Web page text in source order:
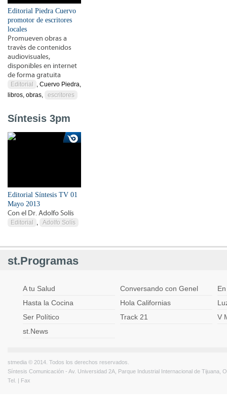
Editorial Piedra Cuervo
promotor de escritores
locales
Promueven obras a
través de contenidos
audiovisuales,
disponibles en internet
de forma gratuita
Editorial
, Cuervo Piedra,
libros, obras,
escritores
Síntesis 3pm
Editorial Síntesis TV 01
Mayo 2013
Con el Dr. Adolfo Solís
Editorial , Adolfo Solís
st.Programas
A tu Salud Conversando con Genel
Hasta la Cocina
Hola Californias
Ser Político
Track 21
V
st.News
stmedia © 2014. Todos los derechos reservados.
Síntesis Comunicación - Av. Universidad 2A, Parque Industrial Internacional de Tijuana,
Tel. | Fax